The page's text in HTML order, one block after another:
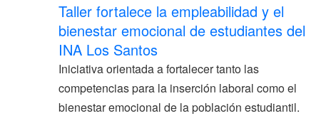
Taller fortalece la empleabilidad y el
bienestar emocional de estudiantes del
INA Los Santos
Iniciativa orientada a fortalecer tanto las
competencias para la inserción laboral como el
bienestar emocional de la población estudiantil.